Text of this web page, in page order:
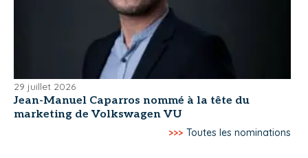
29 juillet 2026
Jean-Manuel Caparros nommé à la tête du
marketing de Volkswagen VU
>>> Toutes les nominations